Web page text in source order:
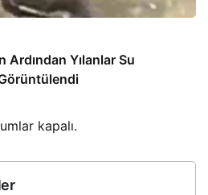
Ardından Yılanlar Su
kapalı.